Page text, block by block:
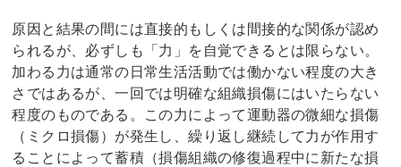
原因と結果の間には直接的もしくは間接的な関係が認め
られるが、必ずしも「力」を自覚できるとは限らない。
加わる力は通常の日常生活活動では働かない程度の大き
さではあるが、一回では明確な組織損傷にはいたらない
程度のものである。この力によって運動器の微細な損傷
（ミクロ損傷）が発生し、繰り返し継続して力が作用す
ることによって蓄積（損傷組織の修復過程中に新たな損